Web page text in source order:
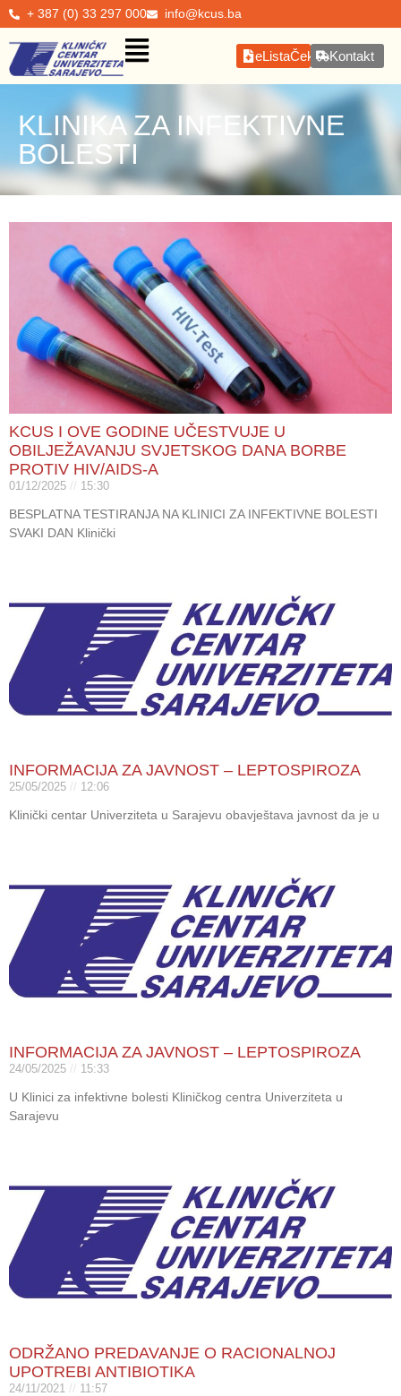
+ 387 (0) 33 297 000 info@kcus.ba
eListaČekanjaKontakt
KLINIKA ZA INFEKTIVNE
BOLESTI
KCUS I OVE GODINE UČESTVUJE U
OBILJEŽAVANJU SVJETSKOG DANA BORBE
PROTIV HIV/AIDS-A
01/12/2025 15:30
BESPLATNA TESTIRANJA NA KLINICI ZA INFEKTIVNE BOLESTI
SVAKI DAN Klinički
INFORMACIJA ZA JAVNOST – LEPTOSPIROZA
25/05/2025 12:06
Klinički centar Univerziteta u Sarajevu obavještava javnost da je u
INFORMACIJA ZA JAVNOST – LEPTOSPIROZA
24/05/2025 15:33
U Klinici za infektivne bolesti Kliničkog centra Univerziteta u
Sarajevu
ODRŽANO PREDAVANJE O RACIONALNOJ
UPOTREBI ANTIBIOTIKA
24/11/2021 11:57